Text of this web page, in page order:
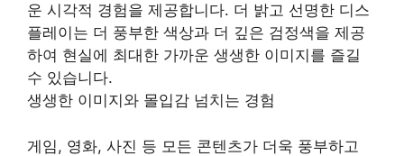
운 시각적 경험을 제공합니다. 더 밝고 선명한 디스
플레이는 더 풍부한 색상과 더 깊은 검정색을 제공
하여 현실에 최대한 가까운 생생한 이미지를 즐길
수 있습니다.
생생한 이미지와 몰입감 넘치는 경험
게임, 영화, 사진 등 모든 콘텐츠가 더욱 풍부하고